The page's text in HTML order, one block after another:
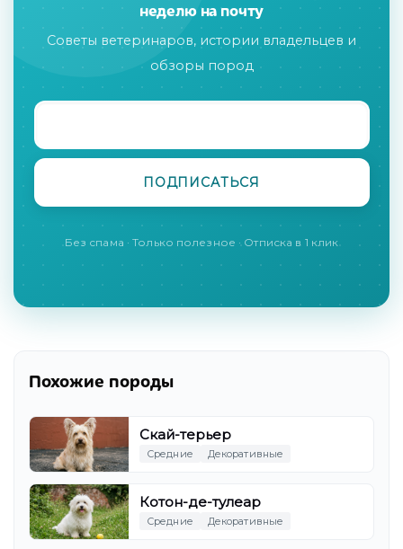
неделю на почту
Советы ветеринаров, истории владельцев и
обзоры пород
Без спама · Только полезное · Отписка в 1 клик
Похожие породы
Скай-терьер
Средние Декоративные
Котон-де-тулеар
Средние Декоративные